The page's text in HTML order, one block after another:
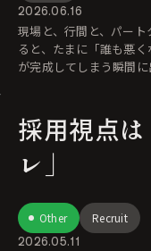
2026.06.16
現場と、行間と、パートタイマーさん
ると、たまに「誰も悪
が完成してしまう瞬間に出会う。 PMは、現場の
採用視点
レ」
Other Recruit
2026.05.11